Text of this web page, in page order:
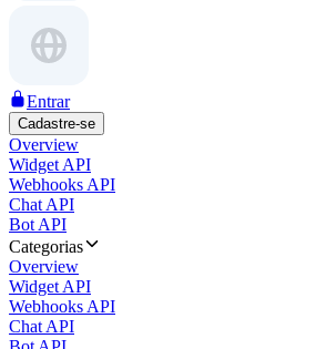
Entrar
Cadastre-se
Overview
Widget API
Webhooks API
Chat API
Bot API
Categorias
Overview
Widget API
Webhooks API
Chat API